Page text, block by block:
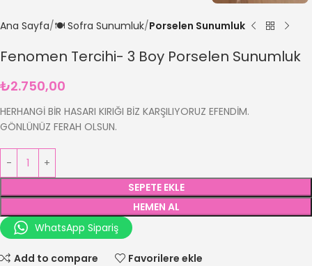
Ana Sayfa 🍽️ Sofra Sunumluk Porselen Sunumluk
Fenomen Tercihi- 3 Boy Porselen Sunumluk
₺2.750,00
HERHANGİ BİR HASARI KIRIĞI BİZ KARŞILIYORUZ EFENDİM.
GÖNLÜNÜZ FERAH OLSUN.
SEPETE EKLE
HEMEN AL
WhatsApp Sipariş
Add to compare Favorilere ekle